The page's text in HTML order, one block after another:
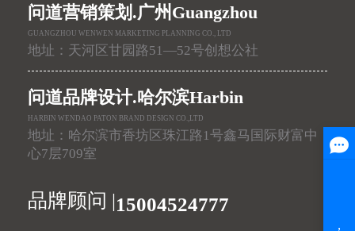
问道营销策划.广州Guangzhou
GUANGZHOU WENWEN MARKETING PLANNING CO., LTD
地址：天河区甘园路51—52号创想公社
问道品牌设计.哈尔滨Harbin
HARBIN WENDAO PATON BRAND DESIGN CO.,LTD
地址：哈尔滨市香坊区珠江路1号鑫马国际财富中
心7层709室
品牌顾问 |15004524777